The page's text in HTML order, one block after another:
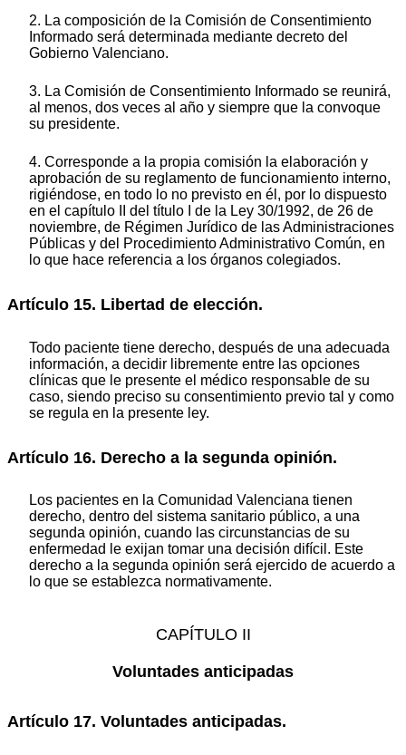
2. La composición de la Comisión de Consentimiento
Informado será determinada mediante decreto del
Gobierno Valenciano.
3. La Comisión de Consentimiento Informado se reunirá,
al menos, dos veces al año y siempre que la convoque
su presidente.
4. Corresponde a la propia comisión la elaboración y
aprobación de su reglamento de funcionamiento interno,
rigiéndose, en todo lo no previsto en él, por lo dispuesto
en el capítulo II del título I de la Ley 30/1992, de 26 de
noviembre, de Régimen Jurídico de las Administraciones
Públicas y del Procedimiento Administrativo Común, en
lo que hace referencia a los órganos colegiados.
Artículo 15. Libertad de elección.
Todo paciente tiene derecho, después de una adecuada
información, a decidir libremente entre las opciones
clínicas que le presente el médico responsable de su
caso, siendo preciso su consentimiento previo tal y como
se regula en la presente ley.
Artículo 16. Derecho a la segunda opinión.
Los pacientes en la Comunidad Valenciana tienen
derecho, dentro del sistema sanitario público, a una
segunda opinión, cuando las circunstancias de su
enfermedad le exijan tomar una decisión difícil. Este
derecho a la segunda opinión será ejercido de acuerdo a
lo que se establezca normativamente.
CAPÍTULO II
Voluntades anticipadas
Artículo 17. Voluntades anticipadas.